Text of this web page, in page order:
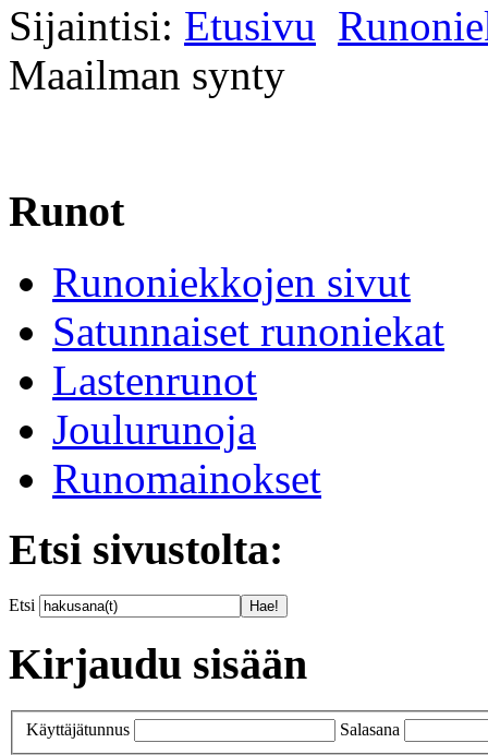
Sijaintisi: Etusivu
Maailman synty
Runot
Runoniekkojen sivut
Satunnaiset runoniekat
Lastenrunot
Joulurunoja
Runomainokset
Etsi sivustolta:
Etsi
Kirjaudu sisään
Käyttäjätunnus
Salasana